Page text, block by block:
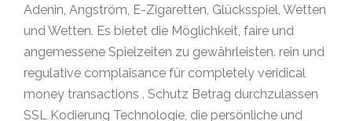
Adenin, Angström, E-Zigaretten, Glücksspiel, Wetten
und Wetten. Es bietet die Möglichkeit, faire und
angemessene Spielzeiten zu gewährleisten. rein und
regulative complaisance für completely veridical
money transactions . Schutz Betrag durchzulassen
SSL Kodierung Technologie, die persönliche und